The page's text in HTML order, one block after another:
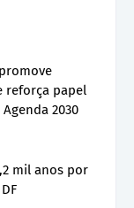
reforça papel
2030
mil anos por